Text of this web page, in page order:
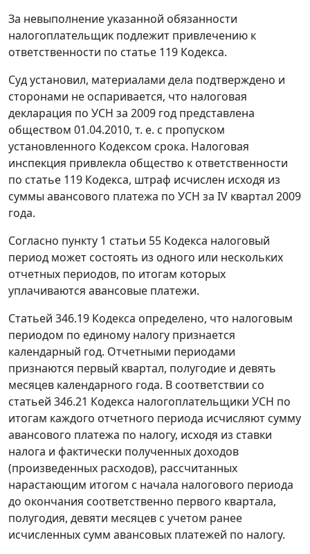
За невыполнение указанной обязанности
налогоплательщик подлежит привлечению к
ответственности по статье 119 Кодекса.
Суд установил, материалами дела подтверждено и
сторонами не оспаривается, что налоговая
декларация по УСН за 2009 год представлена
обществом 01.04.2010, т. е. с пропуском
установленного Кодексом срока. Налоговая
инспекция привлекла общество к ответственности
по статье 119 Кодекса, штраф исчислен исходя из
суммы авансового платежа по УСН за IV квартал 2009
года.
Согласно пункту 1 статьи 55 Кодекса налоговый
период может состоять из одного или нескольких
отчетных периодов, по итогам которых
уплачиваются авансовые платежи.
Статьей 346.19 Кодекса определено, что налоговым
периодом по единому налогу признается
календарный год. Отчетными периодами
признаются первый квартал, полугодие и девять
месяцев календарного года. В соответствии со
статьей 346.21 Кодекса налогоплательщики УСН по
итогам каждого отчетного периода исчисляют сумму
авансового платежа по налогу, исходя из ставки
налога и фактически полученных доходов
(произведенных расходов), рассчитанных
нарастающим итогом с начала налогового периода
до окончания соответственно первого квартала,
полугодия, девяти месяцев с учетом ранее
исчисленных сумм авансовых платежей по налогу.